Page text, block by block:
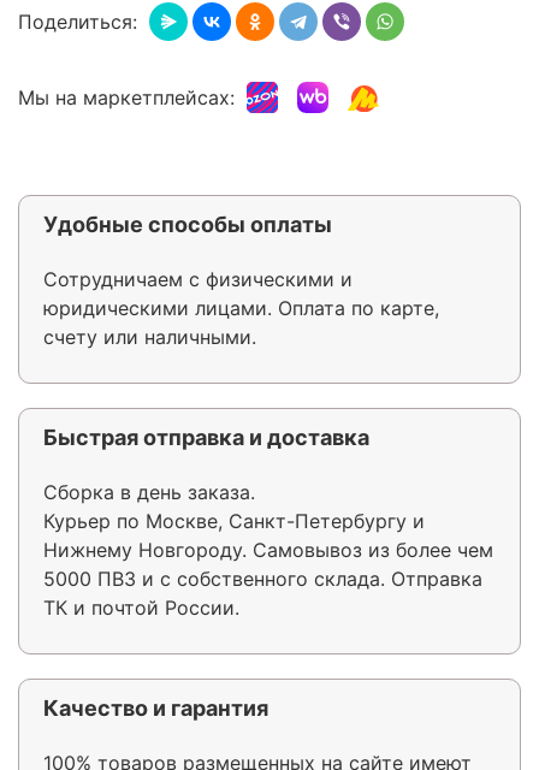
Поделиться:
Мы на маркетплейсах:
Удобные способы оплаты
Сотрудничаем с физическими и
юридическими лицами. Оплата по карте,
счету или наличными.
Быстрая отправка и доставка
Сборка в день заказа.
Курьер по Москве, Санкт-Петербургу и
Нижнему Новгороду. Самовывоз из более чем
5000 ПВЗ и с собственного склада. Отправка
ТК и почтой России.
Качество и гарантия
100% товаров размещенных на сайте имеют